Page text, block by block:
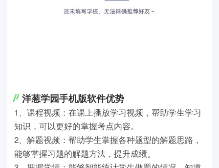
洋葱学园手机版软件优势
1、课程视频：在课上播放学习视频，帮助学生学习
知识，可以更好的掌握考点内容。
2、解题视频：帮助学生掌握各种题型的解题思路，
能够掌握习题的解题方法，提升成绩。